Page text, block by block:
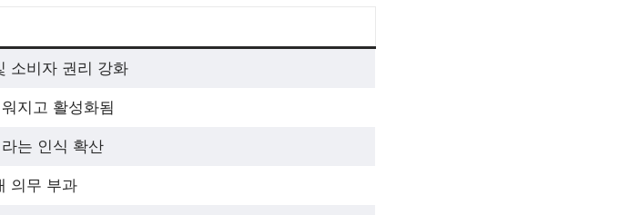
소비자 권리 강화
지고 활성화됨
는 인식 확산
의무 부과